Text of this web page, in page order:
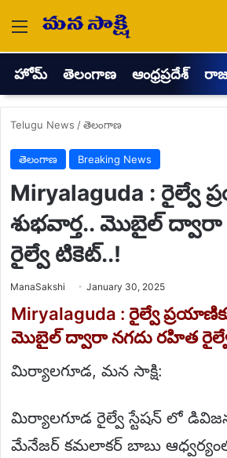
Menu
హోమ్ తెలంగాణ ఆంధ్రప్రదేశ్
Telugu News /తెలంగాణ
తెలంగాణ Breaking News
Miryalaguda : రైల్వే
శుభవార్త.. మొబైల్ ద్వారా
రైల్వే టికెట్..!
ManaSakshi Send
email
January 30, 2025
Miryalaguda : రైల్వే
మొబైల్ ద్వారా నగదు రహిత
మిర్యాలగూడ, మన సాక్షి:
మిర్యాలగూడ రైల్వే స్టేషన్ లో
మేనేజర్ కమలాకర్ బాబు